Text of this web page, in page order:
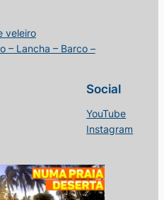
veleiro
– Lancha – Barco –
Social
YouTube
Instagram